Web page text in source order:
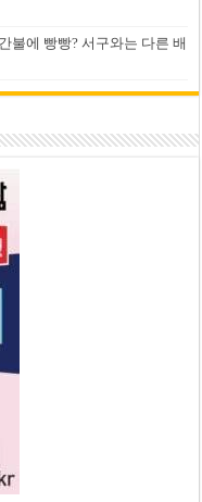
불에 빵빵? 서구와는 다른 배